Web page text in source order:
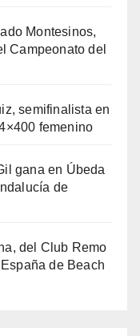
Montesinos,
Campeonato del
semifinalista en
femenino
gana en Úbeda
de
del Club Remo
de Beach